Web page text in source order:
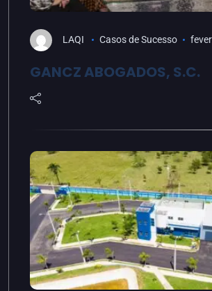
LAQI Casos de Sucesso
GANCZ ABOGADOS, S.C.